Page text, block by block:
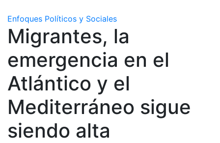
Enfoques Políticos y Sociales
Migrantes, la
emergencia en el
Atlántico y el
Mediterráneo sigue
siendo alta